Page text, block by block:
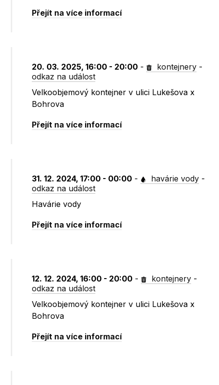
Přejít na více informací
20. 03. 2025, 16:00 - 20:00 - kontejnery -
odkaz na událost
Velkoobjemový kontejner v ulici Lukešova x
Bohrova
Přejít na více informací
31. 12. 2024, 17:00 - 00:00 - havárie vody -
odkaz na událost
Havárie vody
Přejít na více informací
12. 12. 2024, 16:00 - 20:00 - kontejnery -
odkaz na událost
Velkoobjemový kontejner v ulici Lukešova x
Bohrova
Přejít na více informací